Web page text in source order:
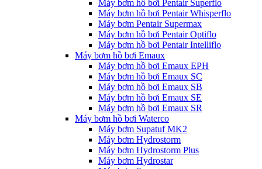
Máy bơm hồ bơi Pentair Superflo
Máy bơm hồ bơi Pentair Whisperflo
Máy bơm Pentair Supermax
Máy bơm hồ bơi Pentair Optiflo
Máy bơm hồ bơi Pentair Intelliflo
Máy bơm hồ bơi Emaux
Máy bơm hồ bơi Emaux EPH
Máy bơm hồ bơi Emaux SC
Máy bơm hồ bơi Emaux SB
Máy bơm hồ bơi Emaux SE
Máy bơm hồ bơi Emaux SR
Máy bơm hồ bơi Waterco
Máy bơm Supatuf MK2
Máy bơm Hydrostorm
Máy bơm Hydrostorm Plus
Máy bơm Hydrostar